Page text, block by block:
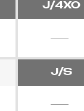
J/4XO
J/S